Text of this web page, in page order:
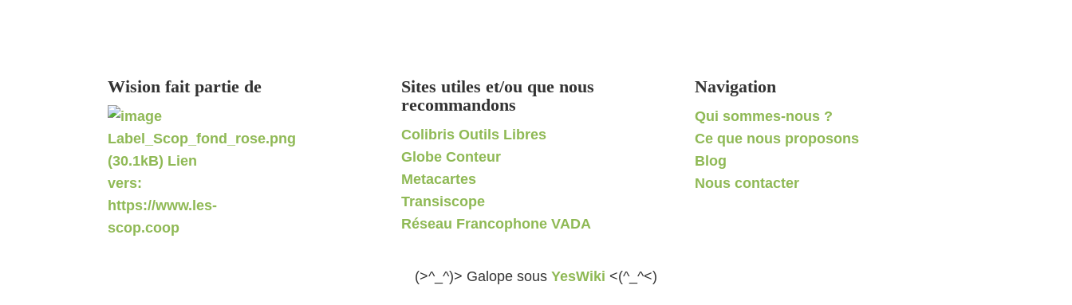
Wision fait partie de
Sites utiles et/ou que nous
recommandons
Colibris Outils Libres
Globe Conteur
Metacartes
Transiscope
Réseau Francophone VADA
Navigation
Qui sommes-nous ?
Ce que nous proposons
Blog
Nous contacter
(>^_^)> Galope sous YesWiki <(^_^<)